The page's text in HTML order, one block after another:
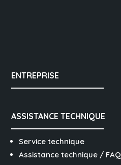
ENTREPRISE
ASSISTANCE TECHNIQUE
Service technique
Assistance technique / FAQ